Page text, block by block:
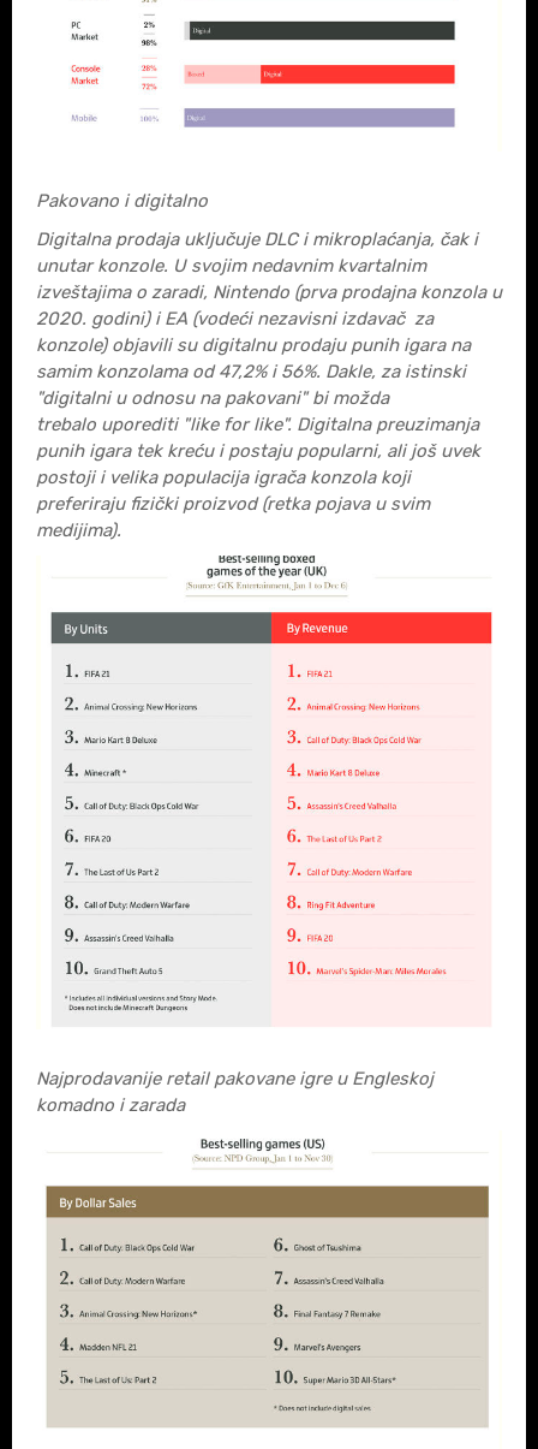
Pakovano i digitalno
Digitalna prodaja uključuje DLC i mikroplaćanja, čak i
unutar konzole. U svojim nedavnim kvartalnim
izveštajima o zaradi, Nintendo (prva prodajna konzola u
2020. godini) i EA (vodeći nezavisni izdavač za
konzole) objavili su digitalnu prodaju punih igara na
samim konzolama od 47,2% i 56%. Dakle, za istinski
"digitalni u odnosu na pakovani" bi možda
trebalo uporediti "like for like". Digitalna preuzimanja
punih igara tek kreću i postaju popularni, ali još uvek
postoji i velika populacija igrača konzola koji
preferiraju fizički proizvod (retka pojava u svim
medijima).
Najprodavanije retail pakovane igre u Engleskoj
komadno i zarada